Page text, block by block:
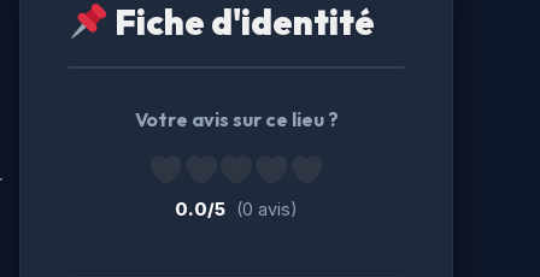
Fiche d'identité
Votre avis sur ce lieu ?
0.0/5 (0 avis)